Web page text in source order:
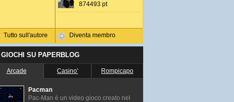
Tutto sull'autore
874493 pt
Diventa membro
I GIOCHI SU PAPERBLOG
Arcade Casino' Rompicapo
Pacman
Pac-Man é un video gioco creato nel